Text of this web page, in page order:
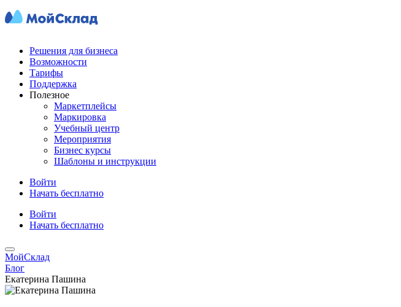
Решения для бизнеса
Возможности
Тарифы
Поддержка
Полезное
Маркетплейсы
Маркировка
Учебный центр
Мероприятия
Бизнес курсы
Шаблоны и инструкции
Войти
Начать бесплатно
Войти
Начать бесплатно
МойСклад
Блог
Екатерина Пашина